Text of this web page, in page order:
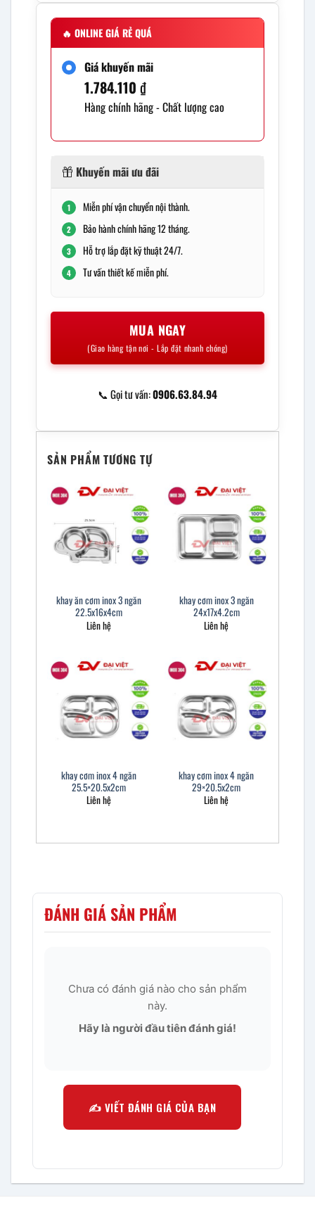
🔥 ONLINE GIÁ RẺ QUÁ
Giá khuyến mãi
1.784.110 ₫
Hàng chính hãng - Chất lượng cao
Khuyến mãi ưu đãi
1 Miễn phí vận chuyển nội thành.
2 Bảo hành chính hãng 12 tháng.
3 Hỗ trợ lắp đặt kỹ thuật 24/7.
4 Tư vấn thiết kế miễn phí.
MUA NGAY
(Giao hàng tận nơi - Lắp đặt nhanh chóng)
📞 Gọi tư vấn:0906.63.84.94
SẢN PHẨM TƯƠNG TỰ
khay ăn cơm inox 3 ngăn
22.5x16x4cm
Liên hệ
khay cơm inox 3 ngăn
24x17x4.2cm
Liên hệ
khay cơm inox 4 ngăn
25.5×20.5x2cm
Liên hệ
khay cơm inox 4 ngăn
29×20.5x2cm
Liên hệ
ĐÁNH GIÁ SẢN PHẨM
Chưa có đánh giá nào cho sản phẩm
này.
Hãy là người đầu tiên đánh giá!
✍️ VIẾT ĐÁNH GIÁ CỦA BẠN